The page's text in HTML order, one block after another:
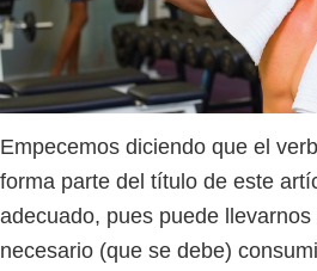
Empecemos diciendo que el
forma parte del título de este
adecuado, pues puede
necesario (que se debe)